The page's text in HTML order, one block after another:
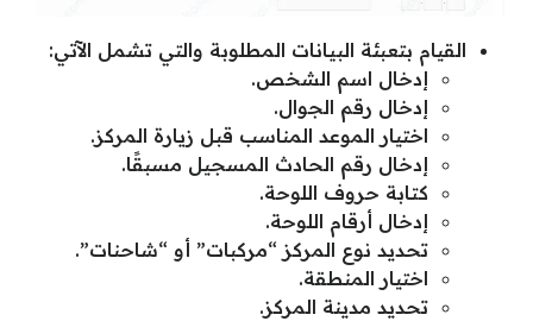
القيام بتعبئة البيانات المطلوبة والتي تشمل الآتي:
إدخال اسم الشخص.
إدخال رقم الجوال.
اختيار الموعد المناسب قبل زيارة المركز.
إدخال رقم الحادث المسجيل مسبقًا.
كتابة حروف اللوحة.
إدخال أرقام اللوحة.
تحديد نوع المركز “مركبات” أو “شاحنات”.
اختيار المنطقة.
تحديد مدينة المركز.